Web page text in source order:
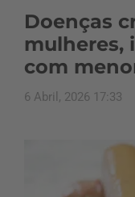
Doenças
mulheres,
com
6 Abril, 2026 17:33